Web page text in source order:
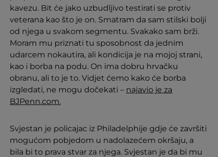
kavezu. Bit će jako uzbudljivo testirati se protiv
veterana kao što je on. Smatram da sam stilski bolji
od njega u svakom segmentu. Svakako sam brži.
Moram mu priznati tu sposobnost da jednim
udarcem nokautira, ali kondicija je na mojoj strani,
kao i borba na podu. On ima dobru hrvačku
obranu, ali to je to. Vidjet ćemo kako će borba
izgledati, ne mogu dočekati – najavio je za
BJPenn.com.
Svjestan je policajac iz Philadelphije gdje će završiti
mogućom pobjedom u nadolazećem okršaju, a
bila bi to prava stvar za njega. Svjestan je da bi mu